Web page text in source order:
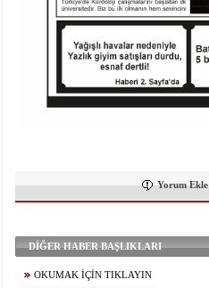
Yorum Ekle
DİĞER HABER BAŞLIKLARI
OKUMAK İÇİN TIKLAYIN